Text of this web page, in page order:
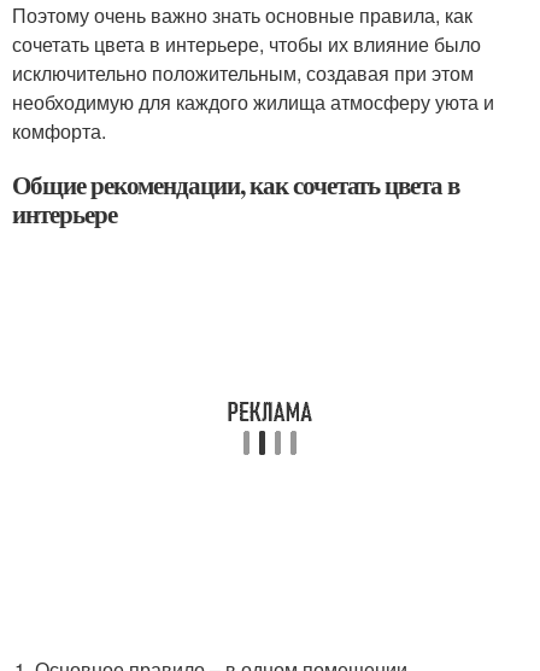
Поэтому очень важно знать основные правила, как
сочетать цвета в интерьере, чтобы их влияние было
исключительно положительным, создавая при этом
необходимую для каждого жилища атмосферу уюта и
комфорта.
Общие рекомендации, как сочетать цвета в
интерьере